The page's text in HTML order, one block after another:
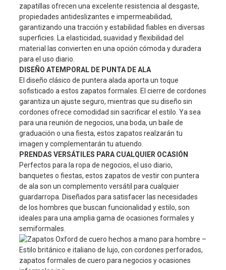
zapatillas ofrecen una excelente resistencia al desgaste,
propiedades antideslizantes e impermeabilidad,
garantizando una tracción y estabilidad fiables en diversas
superficies. La elasticidad, suavidad y flexibilidad del
material las convierten en una opción cómoda y duradera
para el uso diario.
DISEÑO ATEMPORAL DE PUNTA DE ALA
El diseño clásico de puntera alada aporta un toque
sofisticado a estos zapatos formales. El cierre de cordones
garantiza un ajuste seguro, mientras que su diseño sin
cordones ofrece comodidad sin sacrificar el estilo. Ya sea
para una reunión de negocios, una boda, un baile de
graduación o una fiesta, estos zapatos realzarán tu
imagen y complementarán tu atuendo.
PRENDAS VERSÁTILES PARA CUALQUIER OCASIÓN
Perfectos para la ropa de negocios, el uso diario,
banquetes o fiestas, estos zapatos de vestir con puntera
de ala son un complemento versátil para cualquier
guardarropa. Diseñados para satisfacer las necesidades
de los hombres que buscan funcionalidad y estilo, son
ideales para una amplia gama de ocasiones formales y
semiformales.